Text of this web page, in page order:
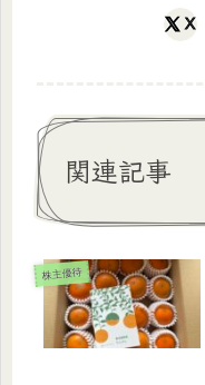
X
関連記事
株主優待